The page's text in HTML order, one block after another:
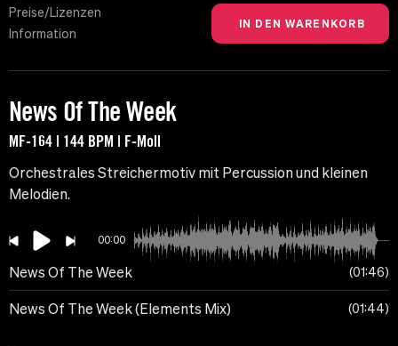
Preise/Lizenzen
Information
News Of The Week
MF-164 | 144 BPM | F-Moll
Orchestrales Streichermotiv mit Percussion und kleinen
Melodien.
00:00
News Of The Week 01:46
News Of The Week (Elements Mix) 01:44